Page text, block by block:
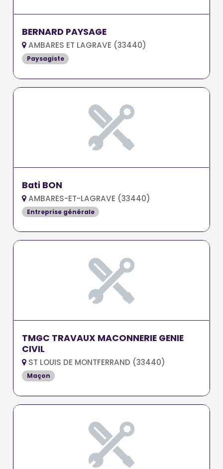
BERNARD PAYSAGE
AMBARES ET LAGRAVE (33440)
Paysagiste
Bati BON
AMBARES-ET-LAGRAVE (33440)
Entreprise générale
TMGC TRAVAUX MACONNERIE GENIE
CIVIL
ST LOUIS DE MONTFERRAND (33440)
Maçon